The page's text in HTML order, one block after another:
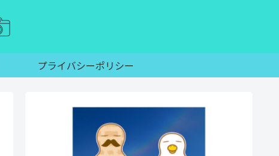
プライバシーポリシー